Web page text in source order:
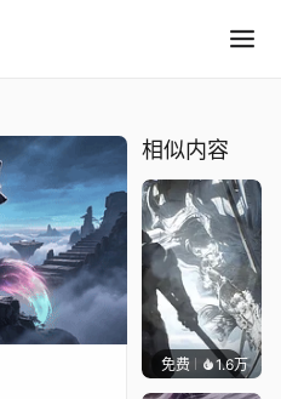
相似内容
免费 1.6万